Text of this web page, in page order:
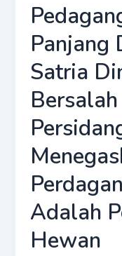
Panjang
Satria
Adalah
Hewan